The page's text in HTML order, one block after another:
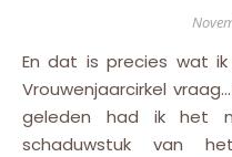
En dat is precies wat ik van de deelnemers aan de
Vrouwenjaarcirkel
geleden had ik het
schaduwstuk van